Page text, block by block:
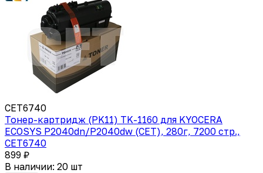
CET6740
Тонер-картридж (PK11) TK-1160 для KYOCERA
ECOSYS P2040dn/P2040dw (CET), 280г, 7200 стр.,
CET6740
899 ₽
В наличии: 20 шт